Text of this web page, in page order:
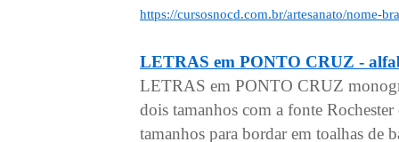
https://cursosnocd.com.br/artesanato/nome-
LETRAS em PONTO CRUZ -
LETRAS em PONTO CRUZ
dois tamanhos com a fonte
tamanhos para bordar em toalhas de